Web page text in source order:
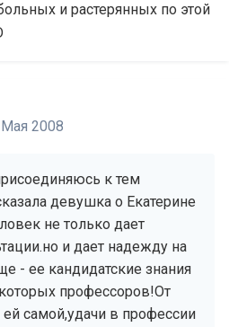
и растерянных по этой
2008
к тем
девушка о Екатерине
не только дает
и дает надежду на
- ее кандидатские знания
профессоров!От
самой,удачи в профессии